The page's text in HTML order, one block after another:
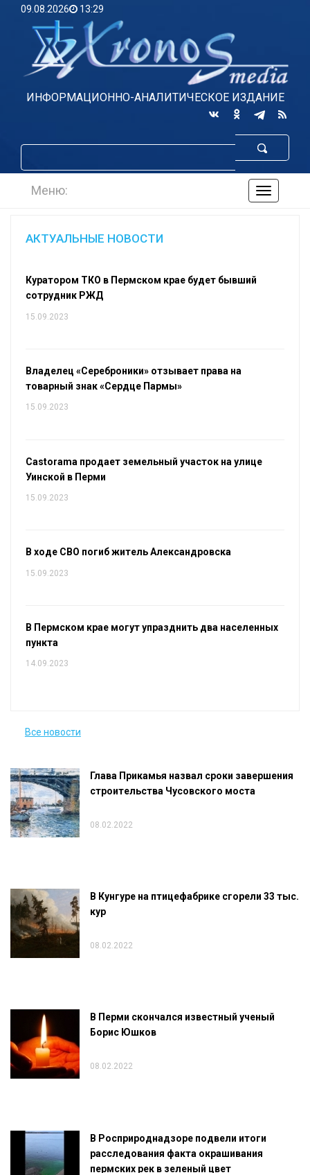
09.08.2026 13:29
ИНФОРМАЦИОННО-АНАЛИТИЧЕСКОЕ ИЗДАНИЕ
по
Меню:
АКТУАЛЬНЫЕ НОВОСТИ
Куратором ТКО в Пермском крае будет бывший
сотрудник РЖД
15.09.2023
Владелец «Сереброники» отзывает права на
товарный знак «Сердце Пармы»
15.09.2023
Castorama продает земельный участок на улице
Уинской в Перми
15.09.2023
В ходе СВО погиб житель Александровска
15.09.2023
В Пермском крае могут упразднить два населенных
пункта
14.09.2023
Все новости
Глава Прикамья назвал сроки завершения
строительства Чусовского моста
08.02.2022
В Кунгуре на птицефабрике сгорели 33 тыс.
кур
08.02.2022
В Перми скончался известный ученый
Борис Юшков
08.02.2022
В Росприроднадзоре подвели итоги
расследования факта окрашивания
пермских рек в зеленый цвет